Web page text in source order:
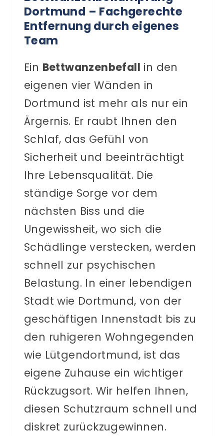
Dortmund – Fachgerechte
Entfernung durch eigenes
Team
Ein Bettwanzenbefall in den
eigenen vier Wänden in
Dortmund ist mehr als nur ein
Ärgernis. Er raubt Ihnen den
Schlaf, das Gefühl von
Sicherheit und beeinträchtigt
Ihre Lebensqualität. Die
ständige Sorge vor dem
nächsten Biss und die
Ungewissheit, wo sich die
Schädlinge verstecken, werden
schnell zur psychischen
Belastung. In einer lebendigen
Stadt wie Dortmund, von der
geschäftigen Innenstadt bis zu
den ruhigeren Wohngegenden
wie Lütgendortmund, ist das
eigene Zuhause ein wichtiger
Rückzugsort. Wir helfen Ihnen,
diesen Schutzraum schnell und
diskret zurückzugewinnen.